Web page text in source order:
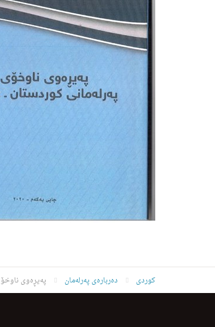
کوردی دەربارەی پەرلەمان پەیڕەوی ناوخۆ